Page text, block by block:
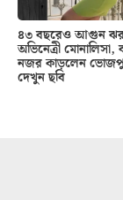
৪৩ বছরেও আগুন
অভিনেত্রী মোনালিসা,
নজর কাড়লেন
দেখুন ছবি